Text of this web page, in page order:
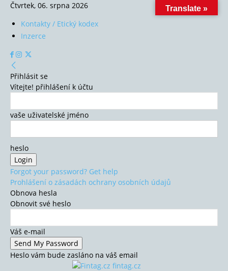
Čtvrtek, 06. srpna 2026
Kontakty / Etický kodex
Inzerce
Přihlásit se
Vítejte! přihlášení k účtu
vaše uživatelské jméno
heslo
Forgot your password? Get help
Prohlášení o zásadách ochrany osobních údajů
Obnova hesla
Obnovit své heslo
Váš e-mail
Heslo vám bude zasláno na váš email
fintag.cz
Translate »